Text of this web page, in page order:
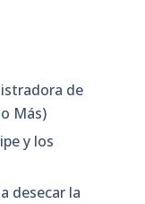
de
Más)
y los
desecar la